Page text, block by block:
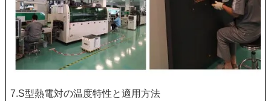
7.S型熱電対の温度特性と適用方法